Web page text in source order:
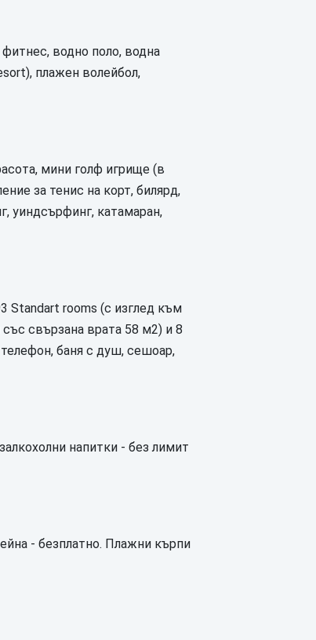
водно поло, водна
плажен волейбол,
мини голф игрище (в
за тенис на корт, билярд,
уиндсърфинг, катамаран,
Standart rooms (с изглед към
свързана врата 58 м2) и 8
баня с душ, сешоар,
напитки - без лимит
- безплатно. Плажни кърпи